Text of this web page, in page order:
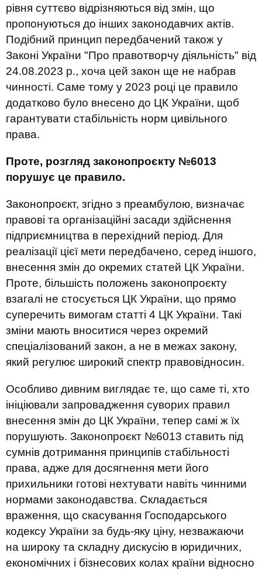
рівня суттєво відрізняються від змін, що
пропонуються до інших законодавчих актів.
Подібний принцип передбачений також у
Законі України "Про правотворчу діяльність" від
24.08.2023 р., хоча цей закон ще не набрав
чинності. Саме тому у 2023 році це правило
додатково було внесено до ЦК України, щоб
гарантувати стабільність норм цивільного
права.
Проте, розгляд законопроєкту №6013
порушує це правило.
Законопроєкт, згідно з преамбулою, визначає
правові та організаційні засади здійснення
підприємництва в перехідний період. Для
реалізації цієї мети передбачено, серед іншого,
внесення змін до окремих статей ЦК України.
Проте, більшість положень законопроєкту
взагалі не стосується ЦК України, що прямо
суперечить вимогам статті 4 ЦК України. Такі
зміни мають вноситися через окремий
спеціалізований закон, а не в межах закону,
який регулює широкий спектр правовідносин.
Особливо дивним виглядає те, що саме ті, хто
ініціювали запровадження суворих правил
внесення змін до ЦК України, тепер самі ж їх
порушують. Законопроєкт №6013 ставить під
сумнів дотримання принципів стабільності
права, адже для досягнення мети його
прихильники готові нехтувати навіть чинними
нормами законодавства. Складається
враження, що скасування Господарського
кодексу України за будь-яку ціну, незважаючи
на широку та складну дискусію в юридичних,
економічних і бізнесових колах країни відносно